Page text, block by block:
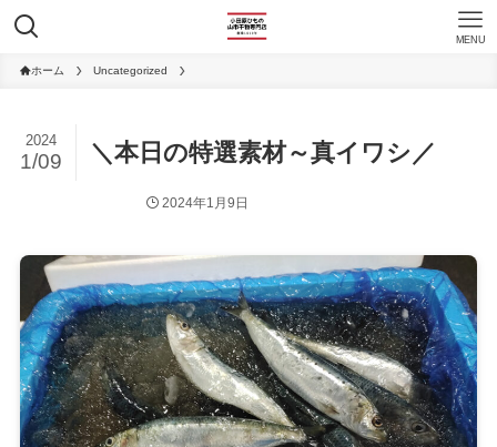
MENU
ホーム Uncategorized
＼本日の特選素材～真イワシ／
2024
1/09
2024年1月9日